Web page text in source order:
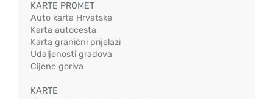
KARTE PROMET
Auto karta Hrvatske
Karta autocesta
Karta granični prijelazi
Udaljenosti gradova
Cijene goriva
KARTE